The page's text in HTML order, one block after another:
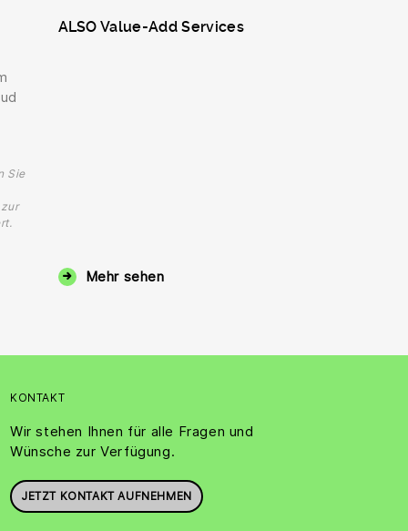
Sie
ALSO Value-Add Services
Mehr sehen
KONTAKT
Wir stehen Ihnen für alle Fragen und
Wünsche zur Verfügung.
JETZT KONTAKT AUFNEHMEN